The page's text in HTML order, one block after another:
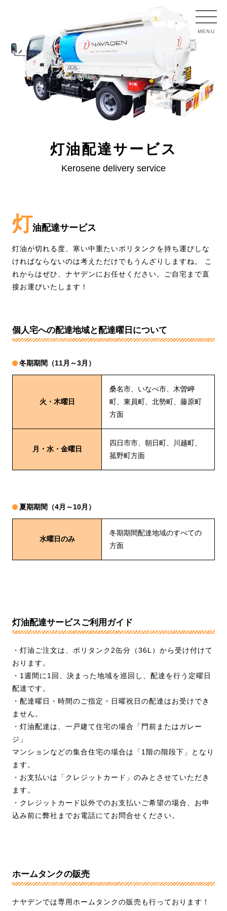
MENU
灯油配達サービス
Kerosene delivery service
灯油配達サービス
灯油が切れる度、寒い中重たいポリタンクを持ち運びしな
ければならないのは考えただけでもうんざりしますね。
こ
れからはぜひ、ナヤデンにお任せください。ご自宅まで直
接お運びいたします！
個人宅への配達地域と配達曜日について
冬期期間（11月～3月）
火・木曜日
桑名市、いなべ市、木曽岬
町、東員町、北勢町、藤原町
方面
月・水・金曜日
四日市市、朝日町、川越町、
菰野町方面
夏期期間（4月～10月）
水曜日のみ
冬期期間配達地域のすべての
方面
灯油配達サービスご利用ガイド
・灯油ご注文は、ポリタンク2缶分（36L）から受け付けて
おります。
・1週間に1回、決まった地域を巡回し、配達を行う定曜日
配達です。
・配達曜日・時間のご指定・日曜祝日の配達はお受けでき
ません。
・灯油配達は、一戸建て住宅の場合「門前またはガレー
ジ」
マンションなどの集合住宅の場合は「1階の階段下」となり
ます。
・お支払いは「クレジットカード」のみとさせていただき
ます。
・クレジットカード以外でのお支払いご希望の場合、お申
込み前に弊社までお電話にてお問合せください。
ホームタンクの販売
ナヤデンでは専用ホームタンクの販売も行っております！